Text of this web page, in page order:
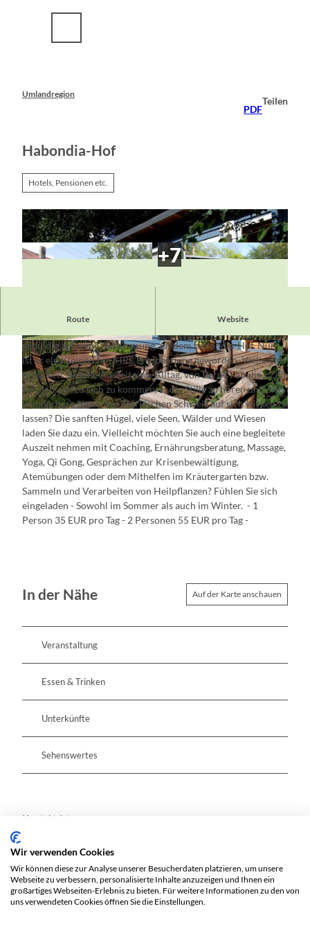
Umlandregion
PDF
Teilen
Habondia-Hof
Hotels, Pensionen etc.
B
l
a
u
e
r
W
a
H
a
b
o
n
d
i
a
B
l
a
u
e
r
W
a
g
e
n
_
K
Route Website
Auszeit im Blauen Wagen - Wenn man mal die Welt anhalten
geduldig auf seine Bestimmung auf dem habondia-Hof. Nun
ist er ein Kleinod für IHRE Entspannung geworden. Vielleicht
brauchen Sie eine Auszeit vom Alltag, von Beruf, Familie - Zeit
für sich, um zu sich zu kommen, in die Stille zu hören und die
wunderbare Natur der Märkischen Schweiz auf sich wirken zu
lassen? Die sanften Hügel, viele Seen, Wälder und Wiesen
laden Sie dazu ein. Vielleicht möchten Sie auch eine begleitete
Auszeit nehmen mit Coaching, Ernährungsberatung, Massage,
Yoga, Qi Gong, Gesprächen zur Krisenbewältigung,
Atemübungen oder dem Mithelfen im Kräutergarten bzw.
Sammeln und Verarbeiten von Heilpflanzen? Fühlen Sie sich
eingeladen - Sowohl im Sommer als auch im Winter. - 1
Person 35 EUR pro Tag - 2 Personen 55 EUR pro Tag -
In der Nähe Auf der Karte anschauen
Veranstaltung
Essen & Trinken
Unterkünfte
Sehenswertes
Kontaktdaten
Münchehofer Straße 9
15374Müncheberg
Website
Wir verwenden Cookies
Wir können diese zur Analyse unserer Besucherdaten platzieren, um unsere
Webseite zu verbessern, personalisierte Inhalte anzuzeigen und Ihnen ein
großartiges Webseiten-Erlebnis zu bieten. Für weitere Informationen zu den von
uns verwendeten Cookies öffnen Sie die Einstellungen.